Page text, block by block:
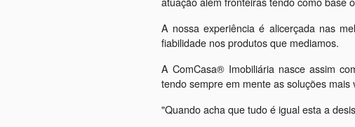
A nossa experiência é alicerçada nas
fiabilidade nos produtos que mediamos.
A ComCasa® Imobiliária nasce assim
tendo sempre em mente as soluções
"Quando acha que tudo é igual esta a